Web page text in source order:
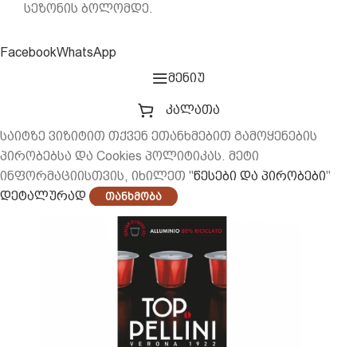
სეზონის ბოლომდე.
FacebookWhatsApp
მენიუ
კალათა
საიტზე ვიზიტით თქვენ ეთანხმებით გამოყენების
პირობებსა და Cookies პოლიტიკას. მეტი
ინფორმაციისთვის, იხილეთ "წესები და პირობები"
დეტალურად
Თანხმობა